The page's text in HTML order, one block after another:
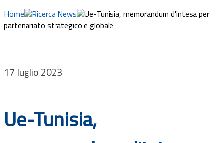
Eventi
Progetti
Bandi
Home Ricerca News
Ue-Tunisia, memorandum d'intesa per
partenariato strategico e globale
17 luglio 2023
Ue-Tunisia,